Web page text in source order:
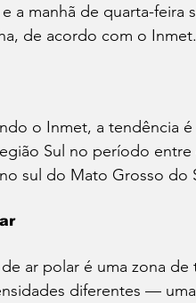
a manhã de quarta-
de acordo com o Inmet.
o Inmet, a tendência
Sul no período
sul do Mato Grosso do
ar polar é uma zona
diferentes —